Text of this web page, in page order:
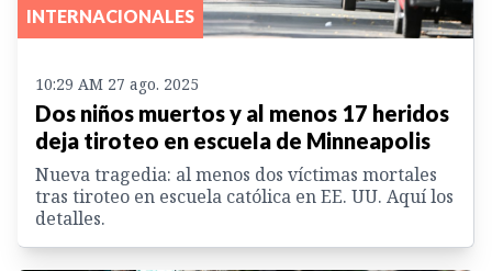
INTERNACIONALES
10:29 AM 27 ago. 2025
Dos niños muertos y al menos 17 heridos
deja tiroteo en escuela de Minneapolis
Nueva tragedia: al menos dos víctimas mortales
tras tiroteo en escuela católica en EE. UU. Aquí los
detalles.